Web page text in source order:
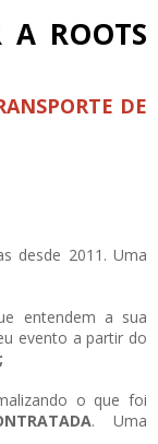
A ROOTS
DE
desde 2011. Uma
entendem a sua
evento a partir do
;
o que foi
. Uma